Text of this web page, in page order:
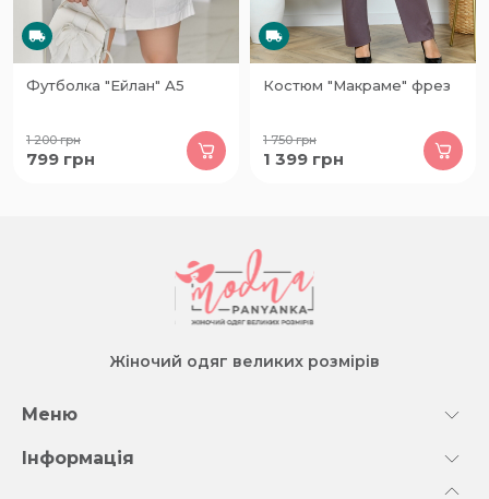
Футболка "Ейлан" А5
1 200грн
799 грн
Костюм "Макраме" фрез
1 750грн
1 399 грн
Жіночий одяг великих розмірів
Меню
Інформація